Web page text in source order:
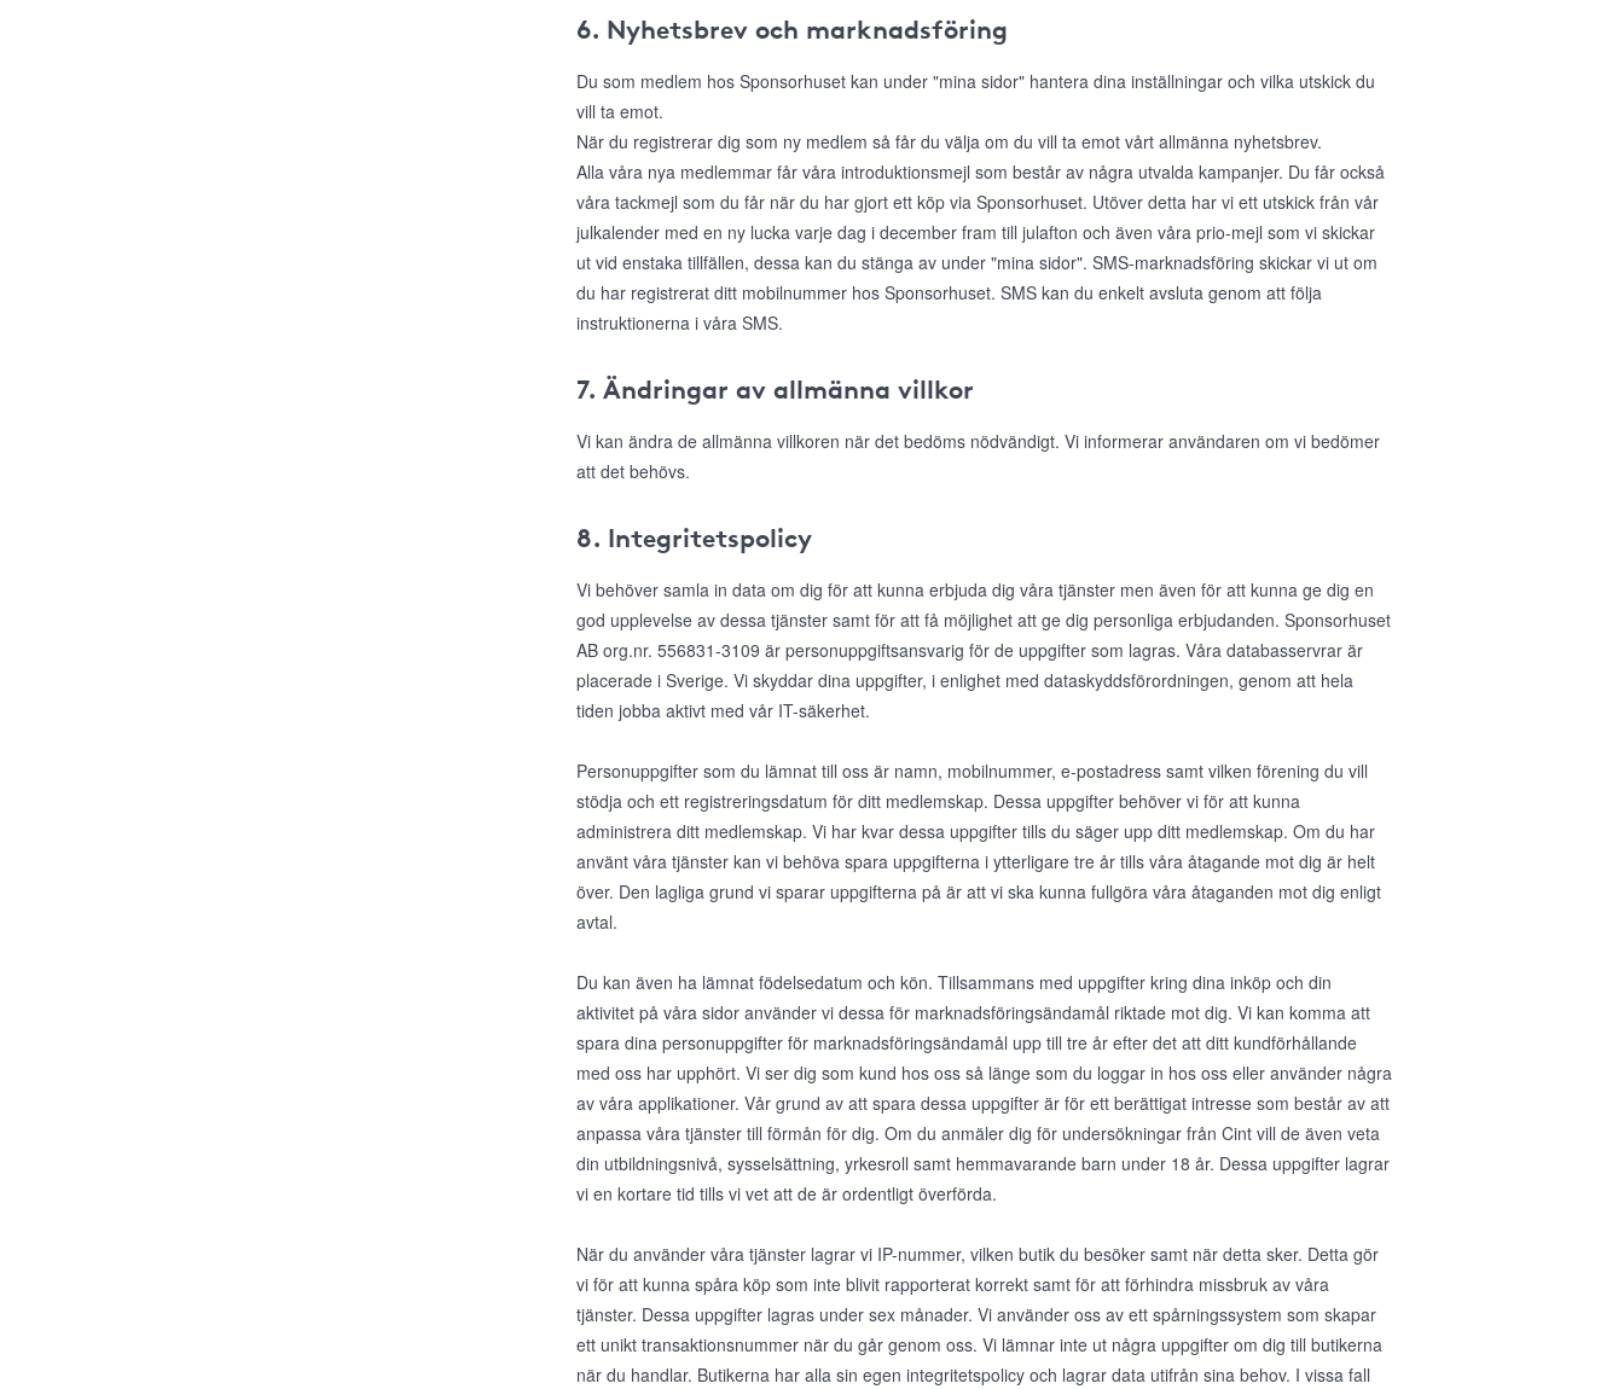
6. Nyhetsbrev och marknadsföring
Du som medlem hos Sponsorhuset kan under "mina sidor" hantera dina inställningar och vilka utskick du
vill ta emot.
När du registrerar dig som ny medlem så får du välja om du vill ta emot vårt allmänna nyhetsbrev.
Alla våra nya medlemmar får våra introduktionsmejl som består av några utvalda kampanjer. Du får också
våra tackmejl som du får när du har gjort ett köp via Sponsorhuset. Utöver detta har vi ett utskick från vår
julkalender med en ny lucka varje dag i december fram till julafton och även våra prio-mejl som vi skickar
ut vid enstaka tillfällen, dessa kan du stänga av under "mina sidor". SMS-marknadsföring skickar vi ut om
du har registrerat ditt mobilnummer hos Sponsorhuset. SMS kan du enkelt avsluta genom att följa
instruktionerna i våra SMS.
7. Ändringar av allmänna villkor
Vi kan ändra de allmänna villkoren när det bedöms nödvändigt. Vi informerar användaren om vi bedömer
att det behövs.
8. Integritetspolicy
Vi behöver samla in data om dig för att kunna erbjuda dig våra tjänster men även för att kunna ge dig en
god upplevelse av dessa tjänster samt för att få möjlighet att ge dig personliga erbjudanden. Sponsorhuset
AB org.nr. 556831-3109 är personuppgiftsansvarig för de uppgifter som lagras. Våra databasservrar är
placerade i Sverige. Vi skyddar dina uppgifter, i enlighet med dataskyddsförordningen, genom att hela
tiden jobba aktivt med vår IT-säkerhet.
Personuppgifter som du lämnat till oss är namn, mobilnummer, e-postadress samt vilken förening du vill
stödja och ett registreringsdatum för ditt medlemskap. Dessa uppgifter behöver vi för att kunna
administrera ditt medlemskap. Vi har kvar dessa uppgifter tills du säger upp ditt medlemskap. Om du har
använt våra tjänster kan vi behöva spara uppgifterna i ytterligare tre år tills våra åtagande mot dig är helt
över. Den lagliga grund vi sparar uppgifterna på är att vi ska kunna fullgöra våra åtaganden mot dig enligt
avtal.
Du kan även ha lämnat födelsedatum och kön. Tillsammans med uppgifter kring dina inköp och din
aktivitet på våra sidor använder vi dessa för marknadsföringsändamål riktade mot dig. Vi kan komma att
spara dina personuppgifter för marknadsföringsändamål upp till tre år efter det att ditt kundförhållande
med oss har upphört. Vi ser dig som kund hos oss så länge som du loggar in hos oss eller använder några
av våra applikationer. Vår grund av att spara dessa uppgifter är för ett berättigat intresse som består av att
anpassa våra tjänster till förmån för dig. Om du anmäler dig för undersökningar från Cint vill de även veta
din utbildningsnivå, sysselsättning, yrkesroll samt hemmavarande barn under 18 år. Dessa uppgifter lagrar
vi en kortare tid tills vi vet att de är ordentligt överförda.
När du använder våra tjänster lagrar vi IP-nummer, vilken butik du besöker samt när detta sker. Detta gör
vi för att kunna spåra köp som inte blivit rapporterat korrekt samt för att förhindra missbruk av våra
tjänster. Dessa uppgifter lagras under sex månader. Vi använder oss av ett spårningssystem som skapar
ett unikt transaktionsnummer när du går genom oss. Vi lämnar inte ut några uppgifter om dig till butikerna
när du handlar. Butikerna har alla sin egen integritetspolicy och lagrar data utifrån sina behov. I vissa fall